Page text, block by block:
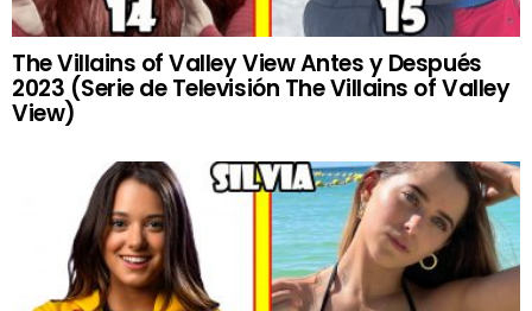
The Villains of Valley View Antes y Después
2023 (Serie de Televisión The Villains of Valley
View)